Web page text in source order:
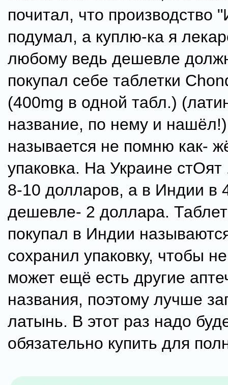
почитал, что производство
подумал, а куплю-ка я
любому ведь дешевле
покупал себе таблетки
(400mg в одной табл.)
название, по нему и
называется не помню как-
упаковка. На Украине стОят
8-10 долларов, а в Индии в
дешевле- 2 доллара.
покупал в Индии
сохранил упаковку, чтобы
может ещё есть другие
названия, поэтому лучше
латынь. В этот раз надо
обязательно купить для